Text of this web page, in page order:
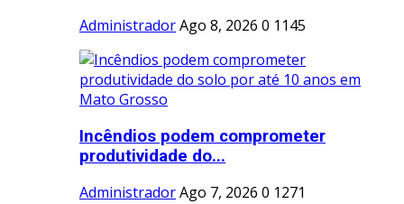
AdministradorAgo 8, 2026 0 1145
Incêndios podem comprometer
produtividade do...
AdministradorAgo 7, 2026 0 1271